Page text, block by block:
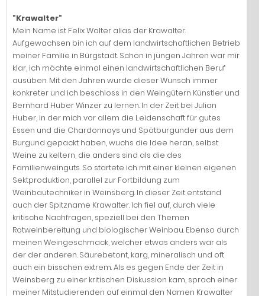
"Krawalter"
Mein Name ist Felix Walter alias der Krawalter.
Aufgewachsen bin ich auf dem landwirtschaftlichen Betrieb
meiner Familie in Bürgstadt. Schon in jungen Jahren war mir
klar, ich möchte einmal einen landwirtschaftlichen Beruf
ausüben. Mit den Jahren wurde dieser Wunsch immer
konkreter und ich beschloss in den Weingütern Künstler und
Bernhard Huber Winzer zu lernen. In der Zeit bei Julian
Huber, in der mich vor allem die Leidenschaft für gutes
Essen und die Chardonnays und Spätburgunder aus dem
Burgund gepackt haben, wuchs die Idee heran, selbst
Weine zu keltern, die anders sind als die des
Familienweinguts. So startete ich mit einer kleinen eigenen
Sektproduktion, parallel zur Fortbildung zum
Weinbautechniker in Weinsberg. In dieser Zeit entstand
auch der Spitzname Krawalter. Ich fiel auf, durch viele
kritische Nachfragen, speziell bei den Themen
Rotweinbereitung und biologischer Weinbau. Ebenso durch
meinen Weingeschmack, welcher etwas anders war als
der der anderen. Säurebetont, karg, mineralisch und oft
auch ein bisschen extrem. Als es gegen Ende der Zeit in
Weinsberg zu einer kritischen Diskussion kam, sprach einer
meiner Mitstudierenden auf einmal den Namen Krawalter